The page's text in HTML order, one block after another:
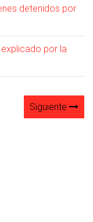
detenidos por
por la
Siguiente